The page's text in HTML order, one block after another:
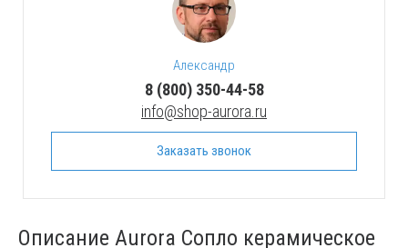
Александр
8 (800) 350-44-58
info@shop-aurora.ru
Заказать звонок
Описание Aurora Сопло керамическое